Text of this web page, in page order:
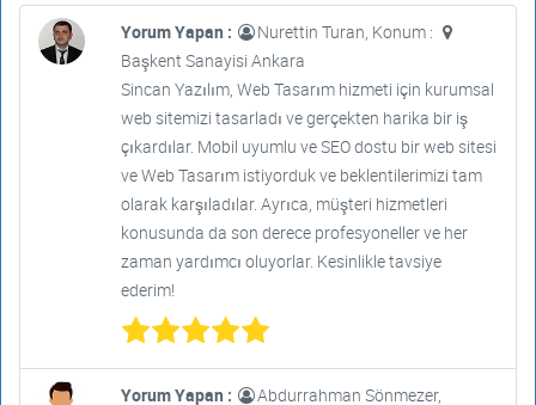
Yorum Yapan :
Nurettin Turan, Konum :
Başkent Sanayisi Ankara
Sincan Yazılım, Web Tasarım hizmeti için kurumsal
web sitemizi tasarladı ve gerçekten harika bir iş
çıkardılar. Mobil uyumlu ve SEO dostu bir web sitesi
ve Web Tasarım istiyorduk ve beklentilerimizi tam
olarak karşıladılar. Ayrıca, müşteri hizmetleri
konusunda da son derece profesyoneller ve her
zaman yardımcı oluyorlar. Kesinlikle tavsiye
ederim!
Yorum Yapan :
Abdurrahman Sönmezer,